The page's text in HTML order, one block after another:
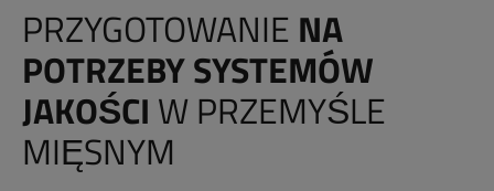
PRZYGOTOWANIE NA
POTRZEBY SYSTEMÓW
JAKOŚCI W PRZEMYŚLE
MIĘSNYM